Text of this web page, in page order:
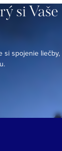
siVaše
si spojenie liečby,